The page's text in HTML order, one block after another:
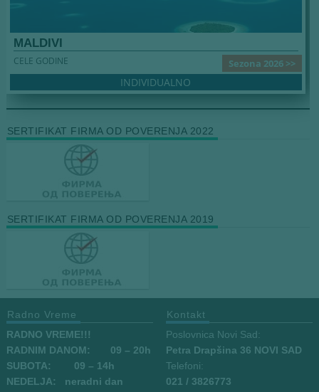
MALDIVI
Sezona 2026 >>
CELE GODINE
INDIVIDUALNO
SERTIFIKAT FIRMA OD POVERENJA 2022
SERTIFIKAT FIRMA OD POVERENJA 2019
Radno Vreme
RADNO VREME!!!
RADNIM DANOM:
09 – 20h
SUBOTA: 09 – 14h
NEDELJA: neradni dan
Kontakt
Poslovnica Novi Sad:
Petra Drapšina 36 NOVI SAD
Telefoni:
021 / 3826773